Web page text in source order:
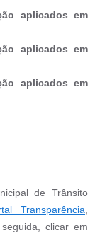
aplicados em
aplicados em
aplicados em
de Trânsito
Transparência
clicar em